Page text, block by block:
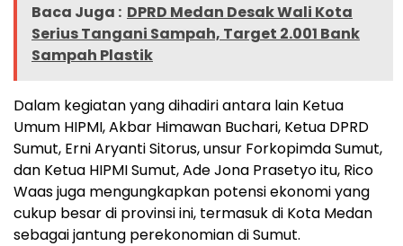
Baca Juga : DPRD Medan Desak Wali Kota
Serius Tangani Sampah, Target 2.001 Bank
Sampah Plastik
Dalam kegiatan yang dihadiri antara lain Ketua
Umum HIPMI, Akbar Himawan Buchari, Ketua DPRD
Sumut, Erni Aryanti Sitorus, unsur Forkopimda Sumut,
dan Ketua HIPMI Sumut, Ade Jona Prasetyo itu, Rico
Waas juga mengungkapkan potensi ekonomi yang
cukup besar di provinsi ini, termasuk di Kota Medan
sebagai jantung perekonomian di Sumut.